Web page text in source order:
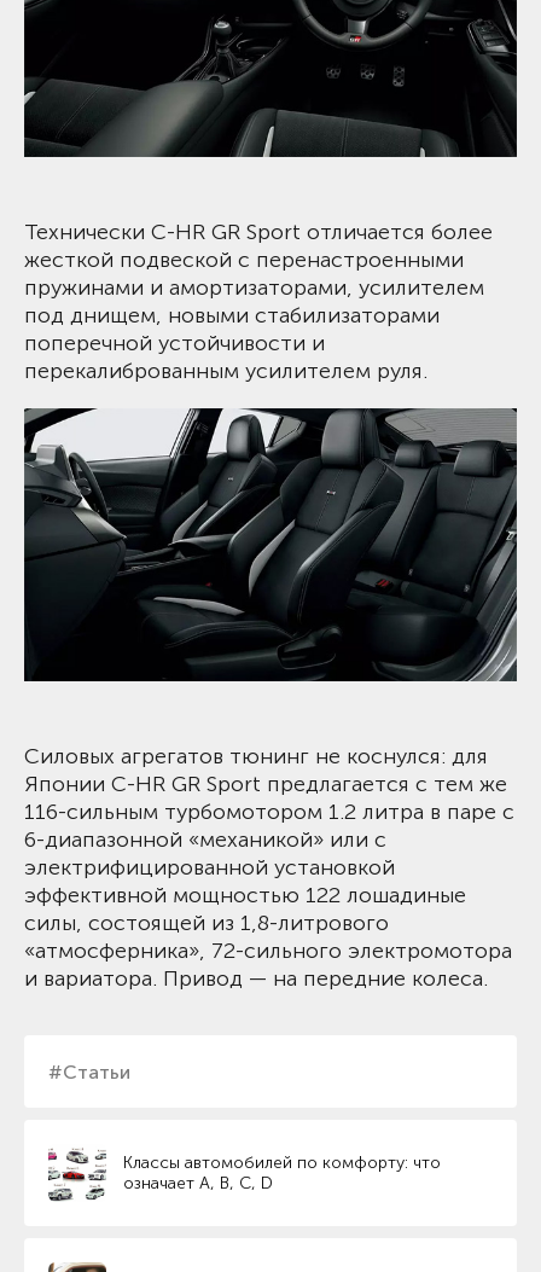
#Статьи
Классы автомобилей по комфорту: что
означает A, B, C, D
Технически C-HR GR Sport отличается более
жесткой подвеской с перенастроенными
пружинами и амортизаторами, усилителем
под днищем, новыми стабилизаторами
поперечной устойчивости и
перекалиброванным усилителем руля.
Силовых агрегатов тюнинг не коснулся: для
Японии C-HR GR Sport предлагается с тем же
116-сильным турбомотором 1.2 литра в паре с
6-диапазонной «механикой» или с
электрифицированной установкой
эффективной мощностью 122 лошадиные
силы, состоящей из 1,8-литрового
«атмосферника», 72-сильного электромотора
и вариатора. Привод — на передние колеса.